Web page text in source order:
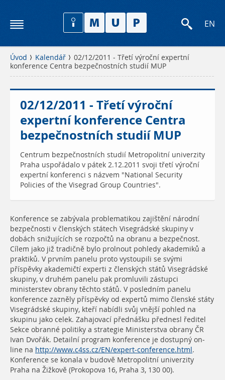
EN
Úvod Kalendář
02/12/2011 - Třetí výroční expertní
konference Centra bezpečnostních studií MUP
02/12/2011 - Třetí výroční
expertní konference Centra
bezpečnostních studií MUP
Centrum bezpečnostních studií Metropolitní univerzity
Praha uspořádalo v pátek 2.12.2011 svoji třetí výroční
expertní konferenci s názvem "National Security
Policies of the Visegrad Group Countries".
Konference se zabývala problematikou zajištění národní
bezpečnosti v členských státech Visegrádské skupiny v
dobách snižujících se rozpočtů na obranu a bezpečnost.
Cílem jako již tradičně bylo prolnout pohledy akademiků a
praktiků. V prvním panelu proto vystoupili se svými
příspěvky akademičtí experti z členských států Visegrádské
skupiny, v druhém panelu pak promluvili zástupci
ministerstev obrany těchto států. V posledním panelu
konference zazněly příspěvky od expertů mimo členské státy
Visegrádské skupiny, kteří nabídli svůj vnější pohled na
skupinu jako celek. Zahajovací přednášku přednesl ředitel
Sekce obranné politiky a strategie Ministerstva obrany ČR
Ivan Dvořák. Detailní program konference je dostupný on-
line na http://www.c4ss.cz/EN/expert-conference.html.
Konference se konala v budově Metropolitní univerzity
Praha na Žižkově (Prokopova 16, Praha 3, 130 00).